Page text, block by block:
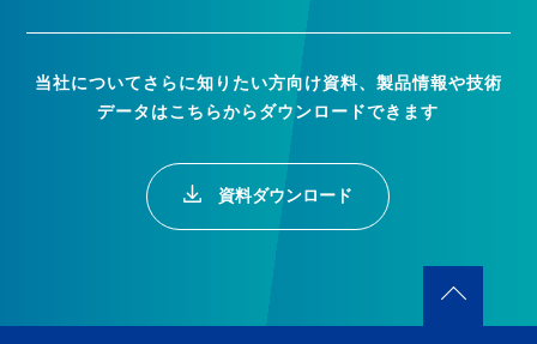
当社についてさらに知りたい方向け資料、製品情報や技術
データはこちらからダウンロードできます
資料ダウンロード